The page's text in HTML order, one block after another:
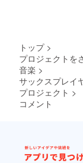
トップ >
プロジェクトを
音楽 >
サックスプレイ
プロジェクト >
コメント